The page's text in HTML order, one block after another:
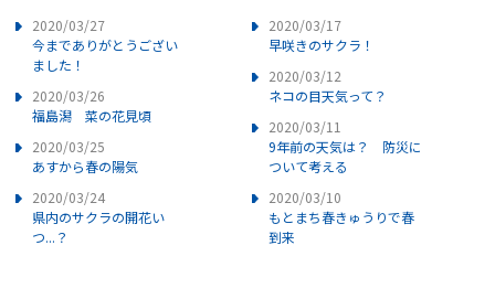
2020/03/27
今までありがとうござい
ました！
2020/03/26
福島潟 菜の花見頃
2020/03/25
あすから春の陽気
2020/03/24
県内のサクラの開花い
つ...？
2020/03/17
早咲きのサクラ！
2020/03/12
ネコの目天気って？
2020/03/11
9年前の天気は？ 防災に
ついて考える
2020/03/10
もとまち春きゅうりで春
到来